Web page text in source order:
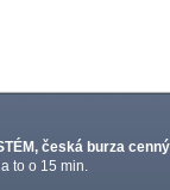
česká burza
to o 15 min.